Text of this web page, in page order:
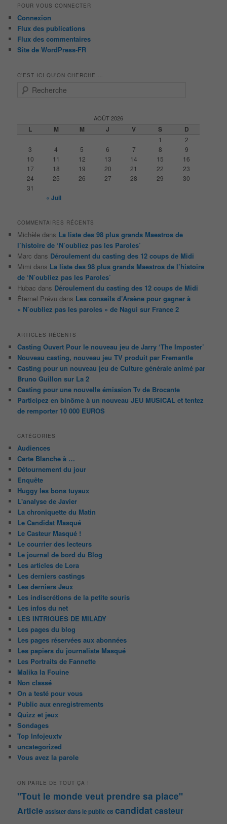
POUR VOUS CONNECTER
Connexion
Flux des publications
Flux des commentaires
Site de WordPress-FR
C’EST ICI QU’ON CHERCHE …
AOÛT 2026
L M M J V S D
1
2
3
4 5 6 7 8
9
10
11 12 13 14 15
16
17
18 19 20 21 22
23
24
25 26 27 28 29
30
31
« Juil
COMMENTAIRES RÉCENTS
Michèle dans La liste des 98 plus grands Maestros de
l’histoire de ‘N’oubliez pas les Paroles’
Marc dans Déroulement du casting des 12 coups de Midi
Mimi dans La liste des 98 plus grands Maestros de l’histoire
de ‘N’oubliez pas les Paroles’
Hubac dans Déroulement du casting des 12 coups de Midi
Éternel Prévu dans Les conseils d’Arsène pour gagner à
« N’oubliez pas les paroles » de Nagui sur France 2
ARTICLES RÉCENTS
Casting Ouvert Pour le nouveau jeu de Jarry ‘The Imposter’
Nouveau casting, nouveau jeu TV produit par Fremantle
Casting pour un nouveau jeu de Culture générale animé par
Bruno Guillon sur La 2
Casting pour une nouvelle émission Tv de Brocante
Participez en binôme à un nouveau JEU MUSICAL et tentez
de remporter 10 000 EUROS
CATÉGORIES
Audiences
Carte Blanche à …
Détournement du jour
Enquête
Huggy les bons tuyaux
L'analyse de Javier
La chroniquette du Matin
Le Candidat Masqué
Le Casteur Masqué !
Le courrier des lecteurs
Le journal de bord du Blog
Les articles de Lora
Les derniers castings
Les derniers Jeux
Les indiscrétions de la petite souris
Les infos du net
LES INTRIGUES DE MILADY
Les pages du blog
Les pages réservées aux abonnées
Les papiers du journaliste Masqué
Les Portraits de Fannette
Malika la Fouine
Non classé
On a testé pour vous
Public aux enregistrements
Quizz et jeux
Sondages
Top Infojeuxtv
uncategorized
Vous avez la parole
ON PARLE DE TOUT ÇA !
"Tout le monde veut prendre sa place"
Article assister dans le public c8 candidatcasteur